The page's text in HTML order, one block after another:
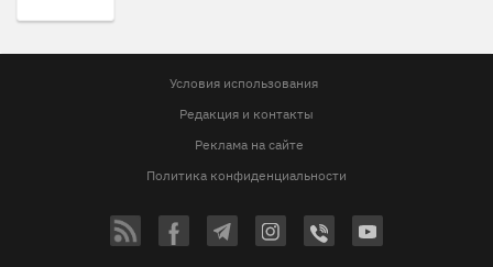
Условия использования
Редакция и контакты
Реклама на сайте
Политика конфиденциальности